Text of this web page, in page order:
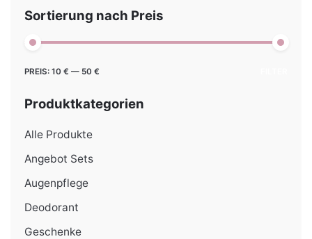
Sortierung nach Preis
Min.
Max.
PREIS: 10 € — 50 €
Produktkategorien
Alle Produkte
Angebot Sets
Augenpflege
Deodorant
Geschenke